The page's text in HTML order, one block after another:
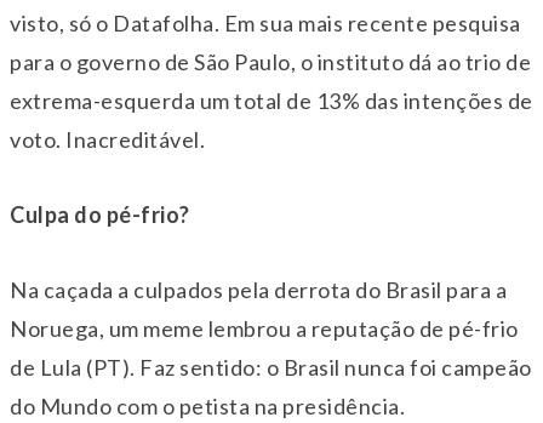
visto, só o Datafolha. Em sua mais recente pesquisa
para o governo de São Paulo, o instituto dá ao trio de
extrema-esquerda um total de 13% das intenções de
voto. Inacreditável.
Culpa do pé-frio?
Na caçada a culpados pela derrota do Brasil para a
Noruega, um meme lembrou a reputação de pé-frio
de Lula (PT). Faz sentido: o Brasil nunca foi campeão
do Mundo com o petista na presidência.